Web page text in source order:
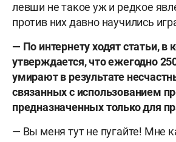
левши не такое уж и редкое
против них давно научились
— По интернету ходят статьи, в
утверждается, что ежегодно
умирают в результате
связанных с использованием
предназначенных только для
— Вы меня тут не пугайте! Мне